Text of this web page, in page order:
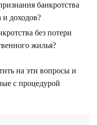
банкротства
и доходов?
без потери
жилья?
на эти вопросы и
с процедурой